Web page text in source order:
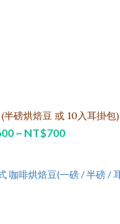
巧御巧遇 科班雨林 (半磅烘焙豆 或 10入耳掛包)
~ NT$700